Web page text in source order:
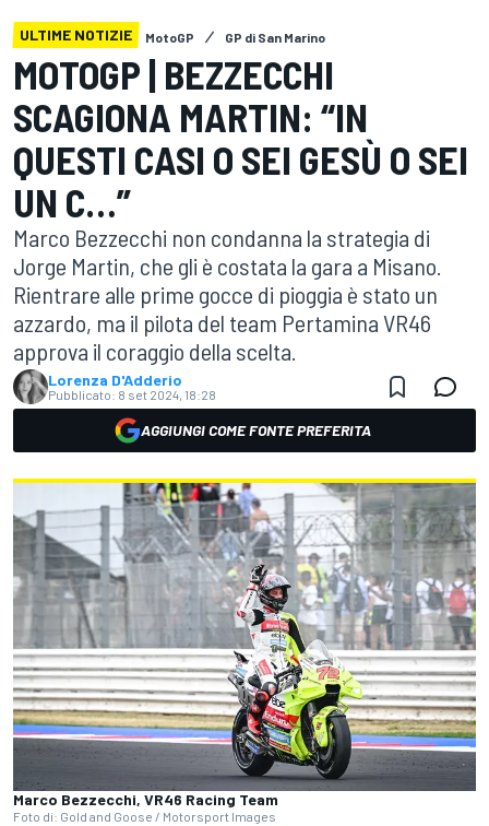
ULTIME NOTIZIE MotoGP GP di San Marino
MOTOGP | BEZZECCHI
SCAGIONA MARTIN: “IN
QUESTI CASI O SEI GESÙ O SEI
UN C…”
Marco Bezzecchi non condanna la strategia di
Jorge Martin, che gli è costata la gara a Misano.
Rientrare alle prime gocce di pioggia è stato un
azzardo, ma il pilota del team Pertamina VR46
approva il coraggio della scelta.
Lorenza D'Adderio
Pubblicato: 8 set 2024, 18:28
AGGIUNGI COME FONTE PREFERITA
Marco Bezzecchi, VR46 Racing Team
Foto di: Gold and Goose / Motorsport Images